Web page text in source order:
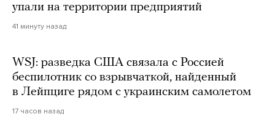
упали на территории предприятий
41 минуту назад
WSJ: разведка США связала с Россией
беспилотник со взрывчаткой, найденный
в Лейпциге рядом с украинским самолетом
17 часов назад